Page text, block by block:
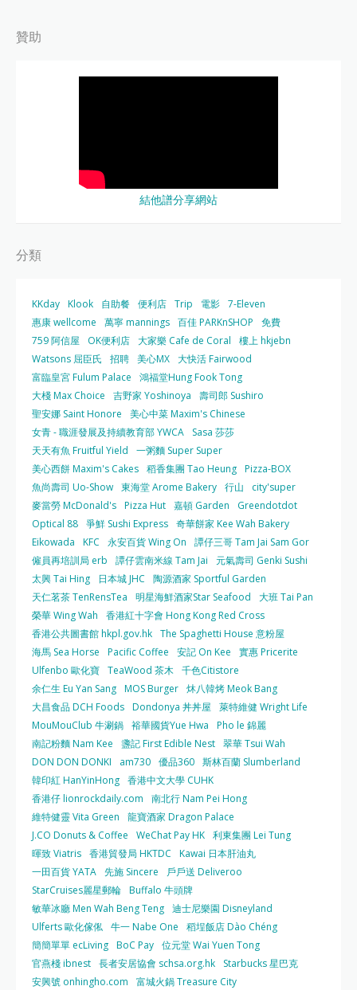
贊助
結他譜分享網站
分類
KKday Klook 自助餐 便利店 Trip 電影 7-Eleven
惠康 wellcome
萬寧 mannings 百佳 PARKnSHOP
免費
759 阿信屋
OK便利店 大家樂 Cafe de Coral
樓上 hkjebn
Watsons 屈臣氏
招聘 美心MX 大快活 Fairwood
富臨皇宮 Fulum Palace
鴻福堂Hung Fook Tong
大棧 Max Choice
吉野家 Yoshinoya
壽司郎 Sushiro
聖安娜 Saint Honore
美心中菜 Maxim's Chinese
女青 - 職涯發展及持續教育部 YWCA
Sasa 莎莎
天天有魚 Fruitful Yield
一粥麵 Super Super
美心西餅 Maxim's Cakes 稻香集團 Tao Heung Pizza-BOX
魚尚壽司 Uo-Show 東海堂 Arome Bakery 行山
city'super
麥當勞 McDonald's Pizza Hut 嘉頓 Garden
Greendotdot
Optical 88 爭鮮 Sushi Express 奇華餅家 Kee Wah Bakery
Eikowada
KFC 永安百貨 Wing On
譚仔三哥 Tam Jai Sam Gor
僱員再培訓局 erb
譚仔雲南米線 Tam Jai
元氣壽司 Genki Sushi
太興 Tai Hing
日本城 JHC
陶源酒家 Sportful Garden
天仁茗茶 TenRensTea
明星海鮮酒家Star Seafood
大班 Tai Pan
榮華 Wing Wah
香港紅十字會 Hong Kong Red Cross
香港公共圖書館 hkpl.gov.hk The Spaghetti House 意粉屋
海馬 Sea Horse
Pacific Coffee 安記 On Kee
實惠 Pricerite
Ulfenbo 歐化寶 TeaWood 茶木 千色Citistore
余仁生 Eu Yan Sang MOS Burger 炑八韓烤 Meok Bang
大昌食品 DCH Foods Dondonya 丼丼屋
萊特維健 Wright Life
MouMouClub 牛涮鍋 裕華國貨Yue Hwa
Pho le 錦麗
南記粉麵 Nam Kee
盞記 First Edible Nest 翠華 Tsui Wah
DON DON DONKI
am730 優品360 斯林百蘭 Slumberland
韓印紅 HanYinHong 香港中文大學 CUHK
香港仔 lionrockdaily.com
南北行 Nam Pei Hong
維特健靈 Vita Green
龍寶酒家 Dragon Palace
J.CO Donuts & Coffee
WeChat Pay HK 利東集團 Lei Tung
暉致 Viatris 香港貿發局 HKTDC
Kawai 日本肝油丸
一田百貨 YATA 先施 Sincere
戶戶送 Deliveroo
StarCruises麗星郵輪 Buffalo 牛頭牌
敏華冰廳 Men Wah Beng Teng 迪士尼樂園 Disneyland
Ulferts 歐化傢俬 牛一 Nabe One
稻埕飯店 Dào Chéng
簡簡單單 ecLiving BoC Pay 位元堂 Wai Yuen Tong
官燕棧 ibnest 長者安居協會 schsa.org.hk
Starbucks 星巴克
安興號 onhingho.com
富城火鍋 Treasure City